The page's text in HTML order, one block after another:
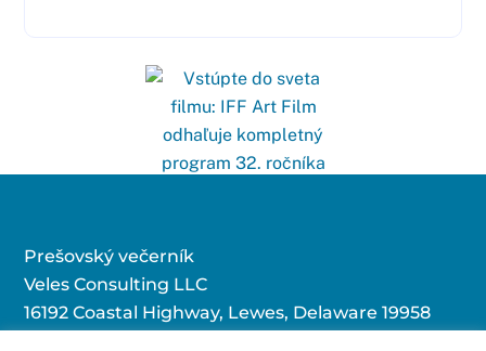
Prešovský večerník
Veles Consulting LLC
16192 Coastal Highway, Lewes, Delaware 19958